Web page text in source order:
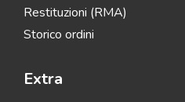
Restituzioni (RMA)
Storico ordini
Extra